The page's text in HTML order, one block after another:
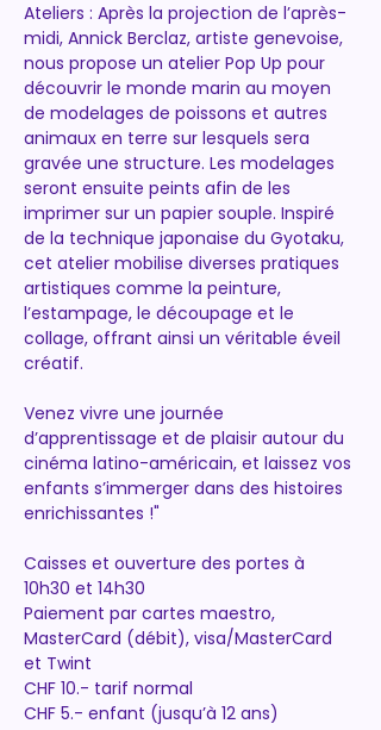
Ateliers : Après la projection de l’après-
midi, Annick Berclaz, artiste genevoise,
nous propose un atelier Pop Up pour
découvrir le monde marin au moyen
de modelages de poissons et autres
animaux en terre sur lesquels sera
gravée une structure. Les modelages
seront ensuite peints afin de les
imprimer sur un papier souple. Inspiré
de la technique japonaise du Gyotaku,
cet atelier mobilise diverses pratiques
artistiques comme la peinture,
l’estampage, le découpage et le
collage, offrant ainsi un véritable éveil
créatif.
Venez vivre une journée
d’apprentissage et de plaisir autour du
cinéma latino-américain, et laissez vos
enfants s’immerger dans des histoires
enrichissantes !"
Caisses et ouverture des portes à
10h30 et 14h30
Paiement par cartes maestro,
MasterCard (débit), visa/MasterCard
et Twint
CHF 10.- tarif normal
CHF 5.- enfant (jusqu’à 12 ans)